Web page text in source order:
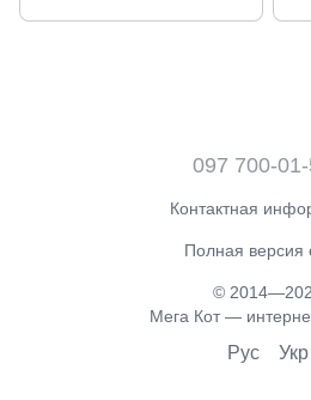
097 700-
Контактная
Полная версия
©
Мега Кот —
Рус Укр